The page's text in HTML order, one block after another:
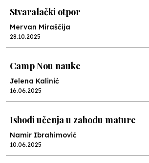
Stvaralački otpor
Mervan Miraščija
28.10.2025
Camp Nou nauke
Jelena Kalinić
16.06.2025
Ishodi učenja u zahodu mature
Namir Ibrahimović
10.06.2025